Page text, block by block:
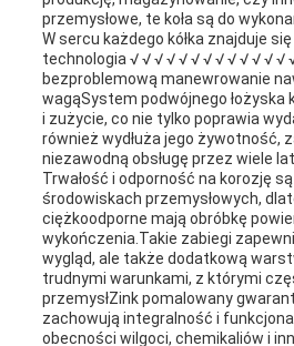
przemysłowe, te koła są do
W sercu każdego kółka znajduje
technologia √ √ √ √ √ √ √ √ √ √ √ √
bezproblemową manewrowanie
wagąSystem podwójnego łożyska
i zużycie, co nie tylko poprawia
również wydłuża jego żywotność,
niezawodną obsługę przez wiele
Trwałość i odporność na korozję
środowiskach przemysłowych,
ciężkoodporne mają obróbkę
wykończenia.Takie zabiegi
wygląd, ale także dodatkową
trudnymi warunkami, z którymi
przemysłZink pomalowany
zachowują integralność i
obecności wilgoci, chemikaliów i